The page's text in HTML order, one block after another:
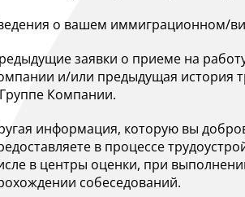
о вашем иммиграционном/
заявки о приеме на
и/или предыдущая история
Компании.
информация, которую вы
в процессе
в центры оценки, при
собеседований.